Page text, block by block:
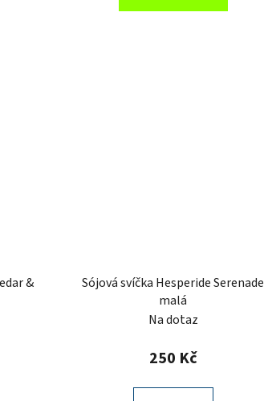
&
Sójová svíčka Hesperide Serenade
malá
Na dotaz
250 Kč